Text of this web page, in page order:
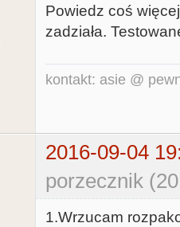
Powiedz coś
zadziała.
kontakt: asie @
2016-09-04
porzecznik
1.Wrzucam